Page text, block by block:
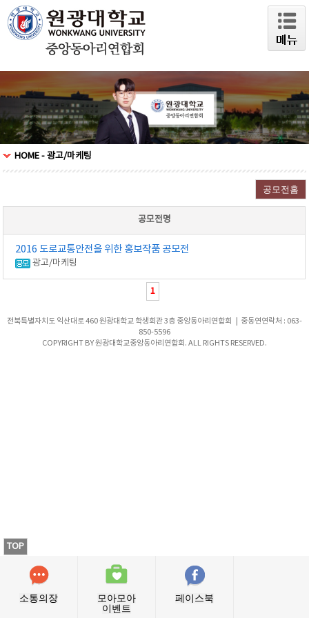
HOME - 광고/마케팅
공모전명
2016 도로교통안전을 위한 홍보작품 공모전
광고/마케팅
1
전북특별자치도 익산대로 460 원광대학교 학생회관 3층 중앙동아리연합회 | 중동연연락처 : 063-
850-5596
COPYRIGHT BY 원광대학교중앙동아리연합회. ALL RIGHTS RESERVED.
소통의장
모아모아
이벤트
페이스북
TOP